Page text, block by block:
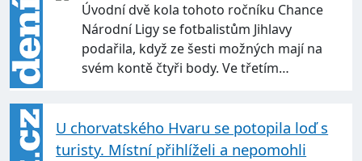
Úvodní dvě kola tohoto ročníku Chance
Národní Ligy se fotbalistům Jihlavy
podařila, když ze šesti možných mají na
svém kontě čtyři body. Ve třetím…
U chorvatského Hvaru se potopila loď s
turisty. Místní přihlíželi a nepomohli